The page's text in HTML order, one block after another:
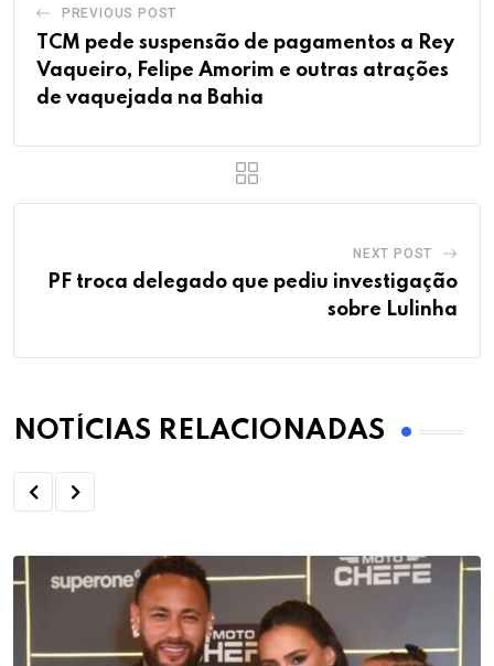
PREVIOUS POST
TCM pede suspensão de pagamentos a Rey
Vaqueiro, Felipe Amorim e outras atrações
de vaquejada na Bahia
NEXT POST
PF troca delegado que pediu investigação
sobre Lulinha
NOTÍCIAS RELACIONADAS